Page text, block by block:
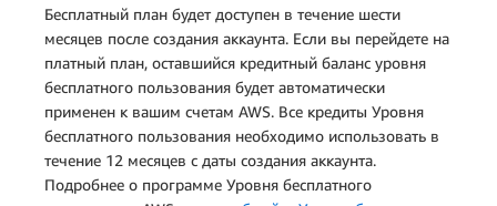
Бесплатный план будет доступен в течение шести
месяцев после создания аккаунта. Если вы перейдете на
платный план, оставшийся кредитный баланс уровня
бесплатного пользования будет автоматически
применен к вашим счетам AWS. Все кредиты Уровня
бесплатного пользования необходимо использовать в
течение 12 месяцев с даты создания аккаунта.
Подробнее о программе Уровня бесплатного